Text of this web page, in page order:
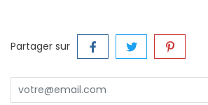
Partager sur